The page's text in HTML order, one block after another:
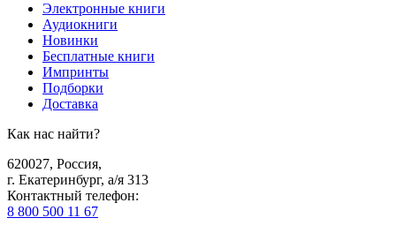
Электронные книги
Аудиокниги
Новинки
Бесплатные книги
Импринты
Подборки
Доставка
Как нас найти?
620027, Россия,
г. Екатеринбург, а/я 313
Контактный телефон:
8 800 500 11 67